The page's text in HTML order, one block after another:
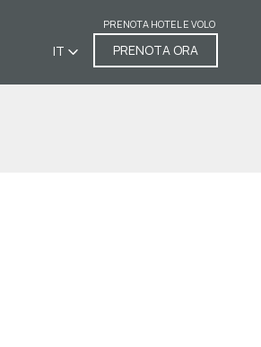
IT
PRENOTA HOTEL E VOLO
PRENOTA ORA